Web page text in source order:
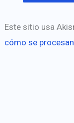
Este sitio usa
cómo se